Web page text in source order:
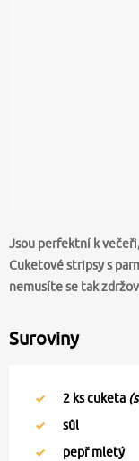
Jsou perfektní k
Cuketové stripsy s
nemusíte se tak
Suroviny
2 ks cuketa
sůl
pepř mletý